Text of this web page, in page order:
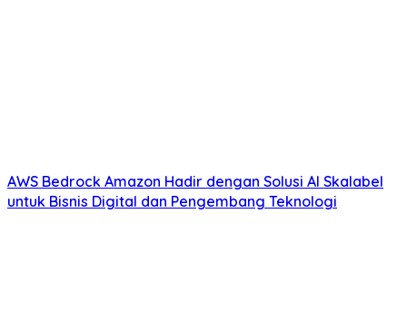
AWS Bedrock Amazon Hadir dengan Solusi AI Skalabel
untuk Bisnis Digital dan Pengembang Teknologi